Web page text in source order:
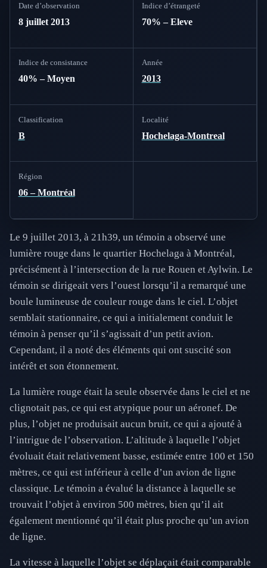
Date d’observation
8 juillet 2013
Indice d’étrangeté
70% – Eleve
Indice de consistance
40% – Moyen
Année
2013
Classification
B
Localité
Hochelaga-Montreal
Région
06 – Montréal
Le 9 juillet 2013, à 21h39, un témoin a observé une
lumière rouge dans le quartier Hochelaga à Montréal,
précisément à l’intersection de la rue Rouen et Aylwin. Le
témoin se dirigeait vers l’ouest lorsqu’il a remarqué une
boule lumineuse de couleur rouge dans le ciel. L’objet
semblait stationnaire, ce qui a initialement conduit le
témoin à penser qu’il s’agissait d’un petit avion.
Cependant, il a noté des éléments qui ont suscité son
intérêt et son étonnement.
La lumière rouge était la seule observée dans le ciel et ne
clignotait pas, ce qui est atypique pour un aéronef. De
plus, l’objet ne produisait aucun bruit, ce qui a ajouté à
l’intrigue de l’observation. L’altitude à laquelle l’objet
évoluait était relativement basse, estimée entre 100 et 150
mètres, ce qui est inférieur à celle d’un avion de ligne
classique. Le témoin a évalué la distance à laquelle se
trouvait l’objet à environ 500 mètres, bien qu’il ait
également mentionné qu’il était plus proche qu’un avion
de ligne.
La vitesse à laquelle l’objet se déplaçait était comparable